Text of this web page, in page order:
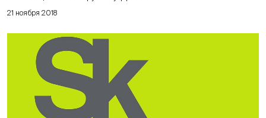
21 ноября 2018